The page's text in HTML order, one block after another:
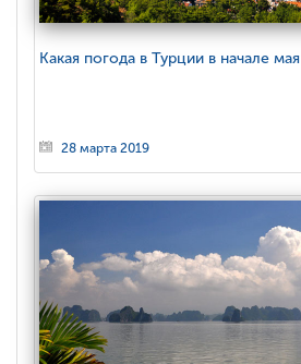
Какая погода в Турции в начале мая
28 марта 2019